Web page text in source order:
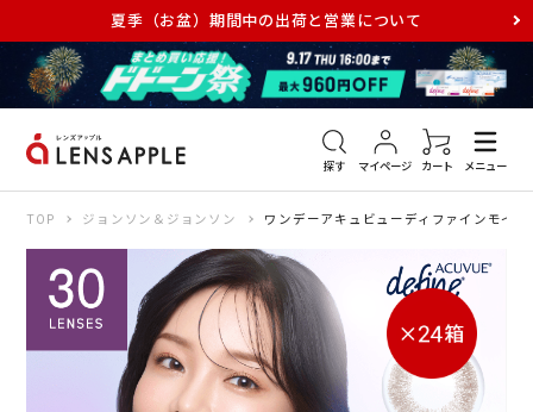
夏季（お盆）期間中の出荷と営業について
探す マイページ カート メニュー
アキュビュー メダリスト メガネ
TOP ジョンソン＆ジョンソン ワンデーアキュビューディファインモイ